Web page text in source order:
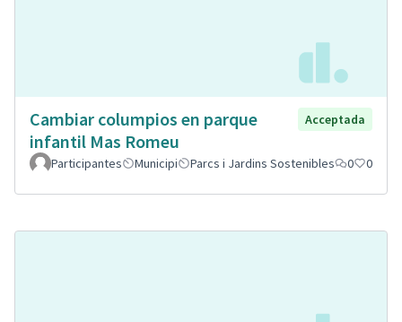
Cambiar columpios en parque
infantil Mas Romeu
Acceptada
Participantes Municipi Parcs i Jardins Sostenibles 0 0